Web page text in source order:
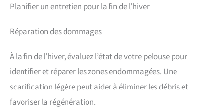
Planifier un entretien pour la fin de l’hiver
Réparation des dommages
À la fin de l’hiver, évaluez l’état de votre pelouse pour
identifier et réparer les zones endommagées. Une
scarification légère peut aider à éliminer les débris et
favoriser la régénération.